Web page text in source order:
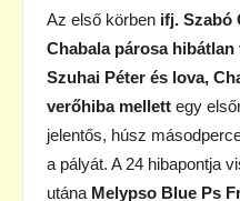
Az első körben ifj. Szabó
Chabala párosa
Szuhai Péter és lova,
verőhiba mellett egy
jelentős, húsz
a pályát. A 24 hibapontja
utána Melypso Blue Ps